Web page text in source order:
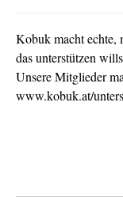
Kobuk macht echte,
das unterstützen
Unsere Mitglieder
www.kobuk.at/